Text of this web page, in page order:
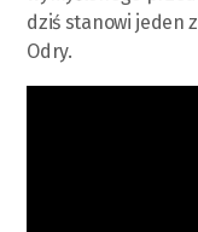
dziś stanowi jeden
Odry.